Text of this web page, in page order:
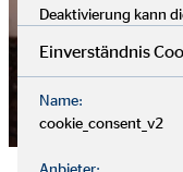
Deaktivierung kann
Einverständnis
Name:
cookie_consent_v2
Anbieter: